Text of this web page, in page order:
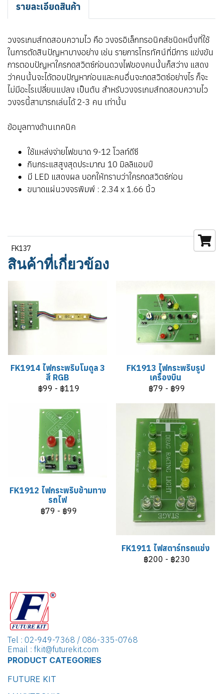
รายละเอียดสินค้า
วงจรเกมส์ทดสอบความไว คือ วงจรอิเล็กทรอนิคส์ชนิดหนึ่งที่ใช้
ในการตัดสินปัญหาบางอย่าง เช่น รายการโทรทัศน์ที่มีการ แข่งขัน
การตอบปัญหาใครกดสวิตซ์ก่อนดวงไฟของคนนั้นก็สว่าง แสดง
ว่าคนนั้นจะได้ตอบปัญหาก่อนและคนอื่นจะกดสวิตซ์อย่างไร ก็จะ
ไม่มีอะไรเปลี่ยนแปลง เป็นต้น สำหรับวงจรเกมส์ทดสอบความไว
วงจรนี้สามารถเล่นได้ 2-3 คน เท่านั้น
ข้อมูลทางด้านเทคนิค
ใช้แหล่งจ่ายไฟขนาด 9-12 โวลท์ดีซี
กินกระแสสูงสุดประมาณ 10 มิลลิแอมป์
มี LED แสดงผล บอกให้ทราบว่าใครกดสวิตซ์ก่อน
ขนาดแผ่นวงจรพิมพ์ : 2.34 x 1.66 นิ้ว
FK137
สินค้าที่เกี่ยวข้อง
FK1914 ไฟกระพริบโมดูล 3
สี RGB
฿99 - ฿119
FK1913 ไฟกระพริบรูป
เครื่องบิน
฿79 - ฿99
FK1912 ไฟกระพริบข้ามทาง
รถไฟ
฿79 - ฿99
FK1911 ไฟสตาร์ทรถแข่ง
฿200 - ฿230
Tel : 02-949-7368 / 086-335-0768
Email : fkit@futurekit.com
PRODUCT CATEGORIES
FUTURE KIT